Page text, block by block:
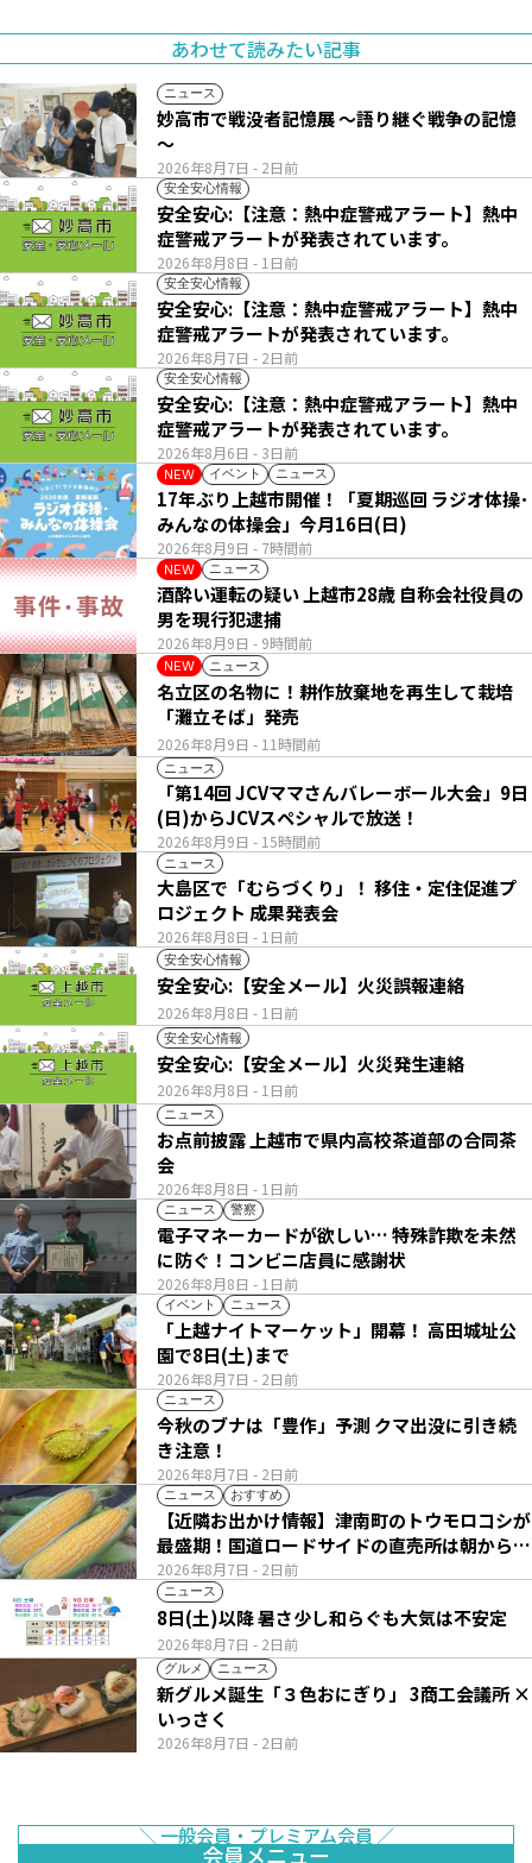
あわせて読みたい記事
ニュース
2026年8月7日 - 2日前
妙高市で戦没者記憶展 ～語り継ぐ戦争の記憶
～
安全安心情報
2026年8月8日 - 1日前
安全安心:【注意：熱中症警戒アラート】熱中
症警戒アラートが発表されています。
安全安心情報
2026年8月7日 - 2日前
安全安心:【注意：熱中症警戒アラート】熱中
症警戒アラートが発表されています。
安全安心情報
2026年8月6日 - 3日前
安全安心:【注意：熱中症警戒アラート】熱中
症警戒アラートが発表されています。
NEW イベント ニュース
2026年8月9日 - 7時間前
17年ぶり上越市開催！「夏期巡回 ラジオ体操･
みんなの体操会」今月16日(日)
NEW ニュース
2026年8月9日 - 9時間前
酒酔い運転の疑い 上越市28歳 自称会社役員の
男を現行犯逮捕
NEW ニュース
2026年8月9日 - 11時間前
名立区の名物に！耕作放棄地を再生して栽培
「灘立そば」発売
ニュース
2026年8月9日 - 15時間前
「第14回 JCVママさんバレーボール大会」9日
(日)からJCVスペシャルで放送！
ニュース
2026年8月8日 - 1日前
大島区で「むらづくり」！ 移住・定住促進プ
ロジェクト 成果発表会
安全安心情報
2026年8月8日 - 1日前
安全安心:【安全メール】火災誤報連絡
安全安心情報
2026年8月8日 - 1日前
安全安心:【安全メール】火災発生連絡
ニュース
2026年8月8日 - 1日前
お点前披露 上越市で県内高校茶道部の合同茶
会
ニュース 警察
2026年8月8日 - 1日前
電子マネーカードが欲しい… 特殊詐欺を未然
に防ぐ！コンビニ店員に感謝状
イベント ニュース
2026年8月7日 - 2日前
「上越ナイトマーケット」開幕！ 高田城址公
園で8日(土)まで
ニュース
2026年8月7日 - 2日前
今秋のブナは「豊作」予測 クマ出没に引き続
き注意！
ニュース おすすめ
2026年8月7日 - 2日前
【近隣お出かけ情報】津南町のトウモロコシが
最盛期！国道ロードサイドの直売所は朝から長
い列
ニュース
2026年8月7日 - 2日前
8日(土)以降 暑さ少し和らぐも大気は不安定
グルメ ニュース
2026年8月7日 - 2日前
新グルメ誕生「３色おにぎり」 3商工会議所 ×
いっさく